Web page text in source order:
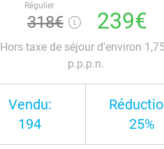
Régulier
318€ 239€
Hors taxe de séjour d'environ
p.p.p.n.
Vendu:
194
25%